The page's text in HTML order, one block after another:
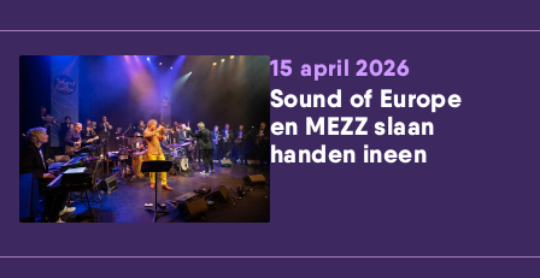
15 april 2026
Sound of Europe
en MEZZ slaan
handen ineen